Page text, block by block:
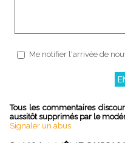
Me notifier l'arrivée de
Tous les commentaires
aussitôt supprimés par le
Signaler un abus